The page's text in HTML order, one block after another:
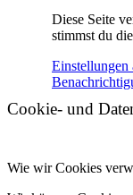
Diese Seite
stimmst du
Einstellungen
Cookie- und
Wie wir Cookies